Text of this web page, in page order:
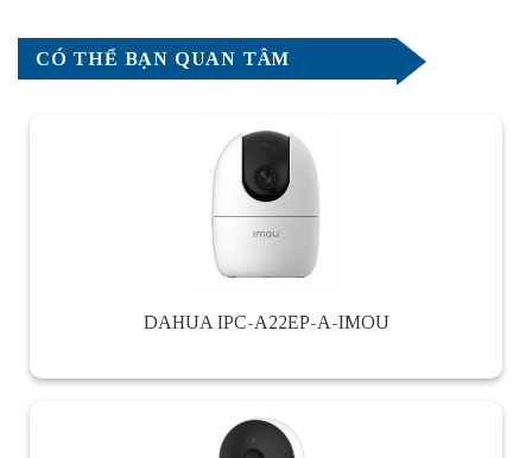
CÓ THỂ BẠN QUAN TÂM
DAHUA IPC-A22EP-A-IMOU